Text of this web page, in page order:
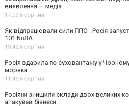
виявлення — медіа
17:09,6 серпня
Як відпрацювали сили ППО . Росія
101 БпЛА
13:42,6 серпня
Росія вдарила по суховантажу у
моряка
11:46,6 серпня
Росіяни знищили склади двох великих
атакував бізнеси